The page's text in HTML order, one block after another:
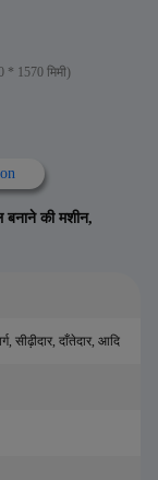
1570 मिमी)
बनाने की मशीन,
सीढ़ीदार, दाँतेदार, आदि